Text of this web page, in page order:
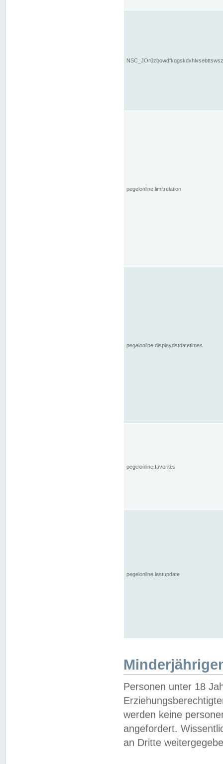
pegelonline.limitrelation
pegelonline.displaydstdatetimes
pegelonline.favorites
pegelonline.lastupdate
Personen unter 18
werden keine
angefordert.
an Dritte